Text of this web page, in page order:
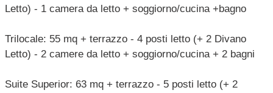
Letto) - 1 camera da letto + soggiorno/cucina +bagno
Trilocale: 55 mq + terrazzo - 4 posti letto (+ 2 Divano
Letto) - 2 camere da letto + soggiorno/cucina + 2 bagni
Suite Superior: 63 mq + terrazzo - 5 posti letto (+ 2